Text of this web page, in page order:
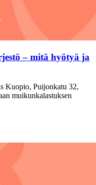
– mitä hyötyä ja
Kuopio, Puijonkatu 32,
muikunkalastuksen